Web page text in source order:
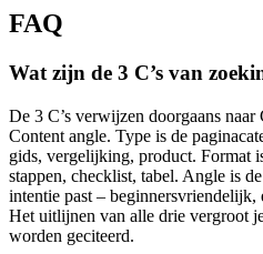
FAQ
Wat zijn de 3 C’s van
De 3 C’s verwijzen doorgaans
Content angle. Type is de
gids, vergelijking, product. Format
stappen, checklist, tabel. Angle is
intentie past – beginnersvriendelijk,
Het uitlijnen van alle drie vergroot
worden geciteerd.